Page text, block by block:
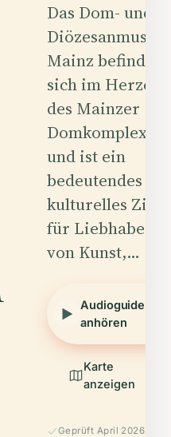
Das Dom- und
Mainz befindet
sich im Herzen
des Mainzer
Domkomplexes
und ist ein
bedeutendes
kulturelles Ziel
für Liebhaber
von Kunst,…
Audioguide
anhören
Karte
anzeigen
Geprüft April 2026